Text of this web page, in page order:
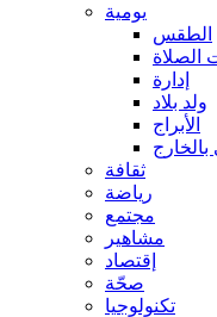
يومية
الطقس
الصلاة
إدارة
ولد بلاد
الأبراج
ثقافة
رياضة
مجتمع
مشاهير
إقتصاد
صحّة
تكنولوجيا